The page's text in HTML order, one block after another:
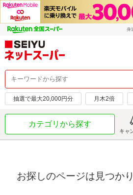
身
抽選で最大20,000円分 月木2倍
カテゴリから探す
キャ
お探しのページは見つか